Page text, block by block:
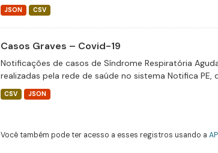
JSON CSV
Casos Graves – Covid-19
Notificações de casos de Síndrome Respiratória
realizadas pela rede de saúde no sistema Notifica PE,
CSV JSON
Você também pode ter acesso a esses registros usando a